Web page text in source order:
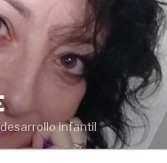
infantil